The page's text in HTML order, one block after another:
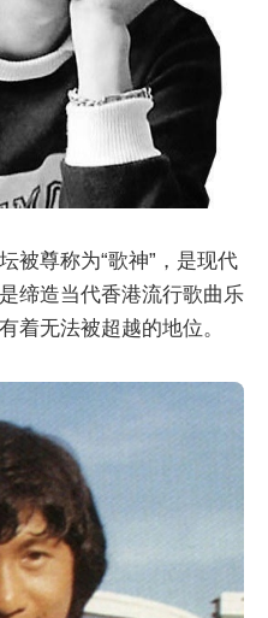
被尊称为“歌神”，是现代
缔造当代香港流行歌曲乐
着无法被超越的地位。